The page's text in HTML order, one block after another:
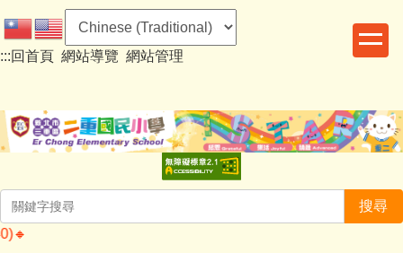
到
主
容
區
:::回首頁 網站導覽 網站管理
搜尋